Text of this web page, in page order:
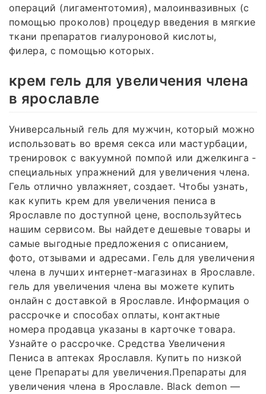
операций (лигаментотомия), малоинвазивных (с
помощью проколов) процедур введения в мягкие
ткани препаратов гиалуроновой кислоты,
филера, с помощью которых.
крем гель для увеличения члена
в ярославле
Универсальный гель для мужчин, который можно
использовать во время секса или мастурбации,
тренировок с вакуумной помпой или джелкинга -
специальных упражнений для увеличения члена.
Гель отлично увлажняет, создает. Чтобы узнать,
как купить крем для увеличения пениса в
Ярославле по доступной цене, воспользуйтесь
нашим сервисом. Вы найдете дешевые товары и
самые выгодные предложения с описанием,
фото, отзывами и адресами. Гель для увеличения
члена в лучших интернет-магазинах в Ярославле.
гель для увеличения члена вы можете купить
онлайн с доставкой в Ярославле. Информация о
рассрочке и способах оплаты, контактные
номера продавца указаны в карточке товара.
Узнайте о рассрочке. Средства Увеличения
Пениса в аптеках Ярославля. Купить по низкой
цене Препараты для увеличения.Препараты для
увеличения члена в Ярославле. Black demon —